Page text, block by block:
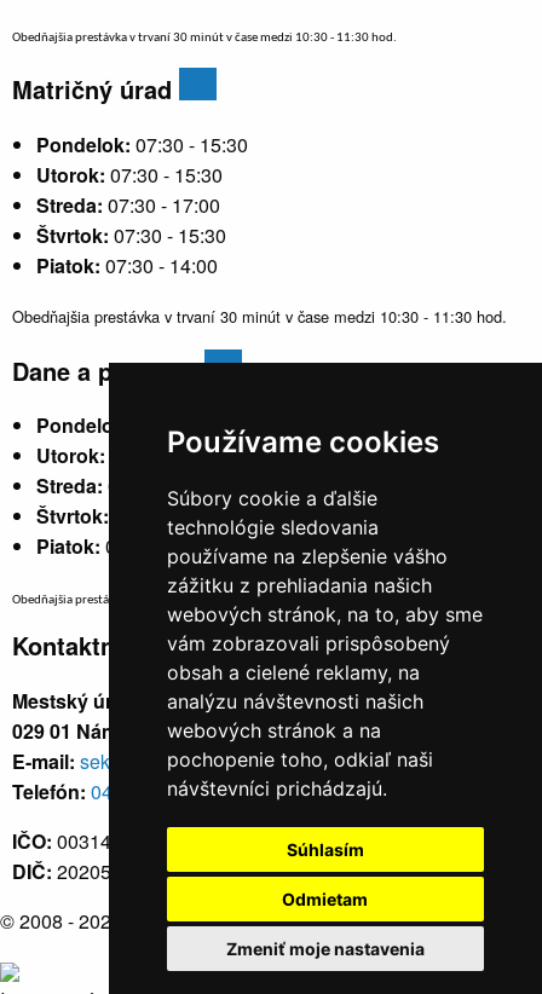
Používame cookies
Súbory cookie a ďalšie
technológie sledovania
používame na zlepšenie vášho
zážitku z prehliadania našich
webových stránok, na to, aby sme
vám zobrazovali prispôsobený
obsah a cielené reklamy, na
analýzu návštevnosti našich
webových stránok a na
pochopenie toho, odkiaľ naši
návštevníci prichádzajú.
Súhlasím
Odmietam
Zmeniť moje nastavenia
Obedňajšia prestávka v trvaní 30 minút v čase medzi 10:30 - 11:30 hod.
Matričný úrad
Pondelok: 07:30 - 15:30
Utorok: 07:30 - 15:30
Streda: 07:30 - 17:00
Štvrtok: 07:30 - 15:30
Piatok: 07:30 - 14:00
Obedňajšia prestávka v trvaní 30 minút v čase medzi 10:30 - 11:30 hod.
Dane a poplatky
Pondelok:
07:30 - 15:30
Utorok:
nestránkový
Streda: 07:30 - 17:00
Štvrtok:
nestránkový
Piatok: 07:30 - 14:00
Obedňajšia prestávka v trvaní 30 minút v čase medzi 10:30 - 11:30 hod.
Kontaktné údaje
Mestský úrad, Cyrila a Metoda 329/6,
029 01 Námestovo
E-mail: sekretariat@namestovo.sk
Telefón: 043 5504711
IČO: 00314676
DIČ: 2020571707
© 2008 - 2026
Námestovo.sk